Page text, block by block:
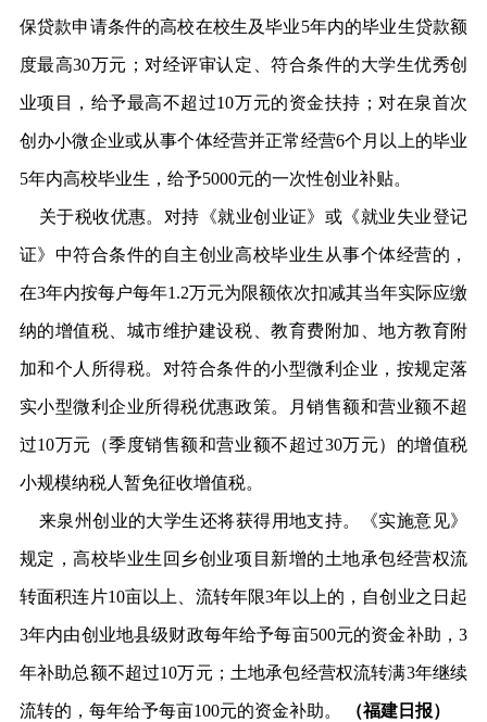
保贷款申请条件的高校在校生及毕业5年内的毕业生贷款额
度最高30万元；对经评审认定、符合条件的大学生优秀创
业项目，给予最高不超过10万元的资金扶持；对在泉首次
创办小微企业或从事个体经营并正常经营6个月以上的毕业
5年内高校毕业生，给予5000元的一次性创业补贴。
关于税收优惠。对持《就业创业证》或《就业失业登记
证》中符合条件的自主创业高校毕业生从事个体经营的，
在3年内按每户每年1.2万元为限额依次扣减其当年实际应缴
纳的增值税、城市维护建设税、教育费附加、地方教育附
加和个人所得税。对符合条件的小型微利企业，按规定落
实小型微利企业所得税优惠政策。月销售额和营业额不超
过10万元（季度销售额和营业额不超过30万元）的增值税
小规模纳税人暂免征收增值税。
来泉州创业的大学生还将获得用地支持。《实施意见》
规定，高校毕业生回乡创业项目新增的土地承包经营权流
转面积连片10亩以上、流转年限3年以上的，自创业之日起
3年内由创业地县级财政每年给予每亩500元的资金补助，3
年补助总额不超过10万元；土地承包经营权流转满3年继续
流转的，每年给予每亩100元的资金补助。 （福建日报）